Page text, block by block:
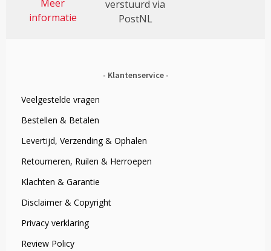
Meer
informatie
verstuurd via
PostNL
Klantenservice
Veelgestelde vragen
Bestellen & Betalen
Levertijd, Verzending & Ophalen
Retourneren, Ruilen & Herroepen
Klachten & Garantie
Disclaimer & Copyright
Privacy verklaring
Review Policy